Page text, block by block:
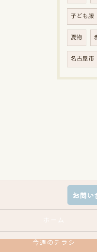
子ども服
夏物
名古屋市
お問い
今週のチラシ